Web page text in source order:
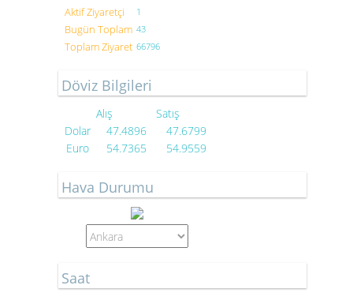
Aktif Ziyaretçi 1
Bugün Toplam 43
Toplam Ziyaret 66796
Döviz Bilgileri
Alış
Satış
Dolar
47.4896
47.6799
Euro
54.7365 54.9559
Hava Durumu
Saat